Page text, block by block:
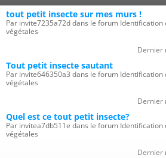
tout petit insecte sur mes murs !
Par invite7235a72d dans le forum Identification
végétales
Dernier
Tout petit insecte sautant
Par invite646350a3 dans le forum Identification
végétales
Dernier
Quel est ce tout petit insecte?
Par invitea7db511e dans le forum Identification
végétales
Dernier